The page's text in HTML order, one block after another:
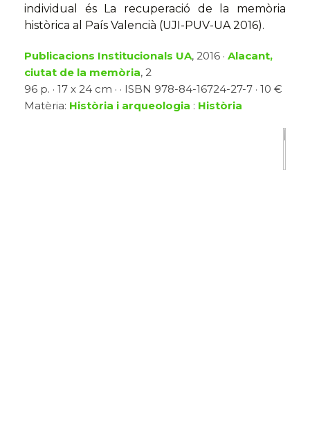
individual és La recuperació de la memòria
històrica al País Valencià (UJI-PUV-UA 2016).
Publicacions Institucionals UA, 2016 · Alacant,
ciutat de la memòria, 2
96 p. · 17 x 24 cm · · ISBN 978-84-16724-27-7 · 10 €
Matèria: Història i arqueologia : Història